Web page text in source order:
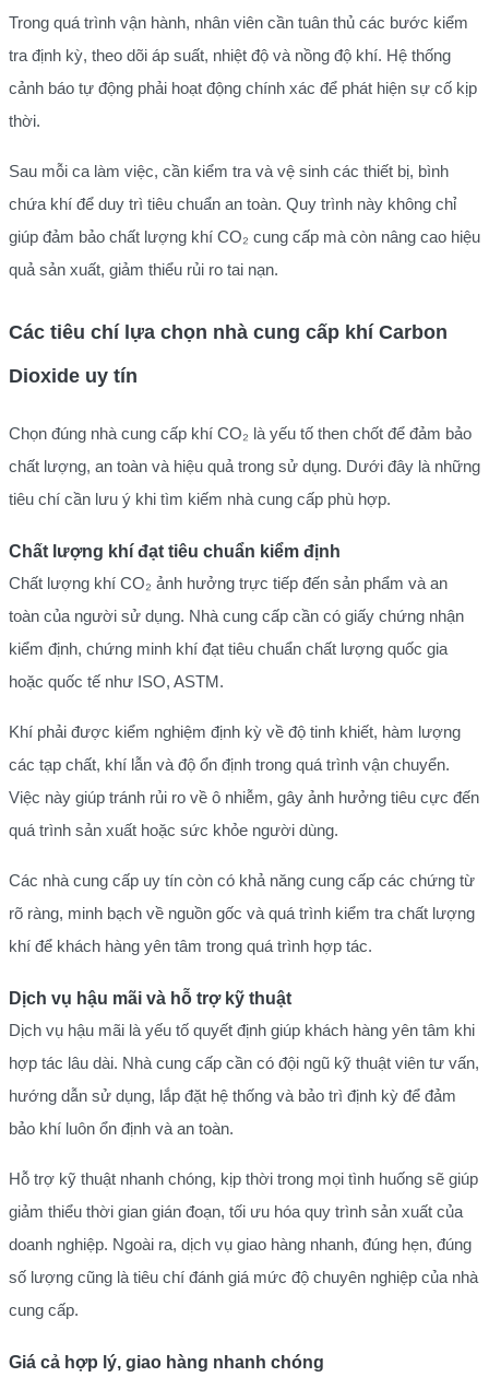
Trong quá trình vận hành, nhân viên cần tuân thủ các bước kiểm
tra định kỳ, theo dõi áp suất, nhiệt độ và nồng độ khí. Hệ thống
cảnh báo tự động phải hoạt động chính xác để phát hiện sự cố kịp
thời.
Sau mỗi ca làm việc, cần kiểm tra và vệ sinh các thiết bị, bình
chứa khí để duy trì tiêu chuẩn an toàn. Quy trình này không chỉ
giúp đảm bảo chất lượng khí CO₂ cung cấp mà còn nâng cao hiệu
quả sản xuất, giảm thiểu rủi ro tai nạn.
Các tiêu chí lựa chọn nhà cung cấp khí Carbon
Dioxide uy tín
Chọn đúng nhà cung cấp khí CO₂ là yếu tố then chốt để đảm bảo
chất lượng, an toàn và hiệu quả trong sử dụng. Dưới đây là những
tiêu chí cần lưu ý khi tìm kiếm nhà cung cấp phù hợp.
Chất lượng khí đạt tiêu chuẩn kiểm định
Chất lượng khí CO₂ ảnh hưởng trực tiếp đến sản phẩm và an
toàn của người sử dụng. Nhà cung cấp cần có giấy chứng nhận
kiểm định, chứng minh khí đạt tiêu chuẩn chất lượng quốc gia
hoặc quốc tế như ISO, ASTM.
Khí phải được kiểm nghiệm định kỳ về độ tinh khiết, hàm lượng
các tạp chất, khí lẫn và độ ổn định trong quá trình vận chuyển.
Việc này giúp tránh rủi ro về ô nhiễm, gây ảnh hưởng tiêu cực đến
quá trình sản xuất hoặc sức khỏe người dùng.
Các nhà cung cấp uy tín còn có khả năng cung cấp các chứng từ
rõ ràng, minh bạch về nguồn gốc và quá trình kiểm tra chất lượng
khí để khách hàng yên tâm trong quá trình hợp tác.
Dịch vụ hậu mãi và hỗ trợ kỹ thuật
Dịch vụ hậu mãi là yếu tố quyết định giúp khách hàng yên tâm khi
hợp tác lâu dài. Nhà cung cấp cần có đội ngũ kỹ thuật viên tư vấn,
hướng dẫn sử dụng, lắp đặt hệ thống và bảo trì định kỳ để đảm
bảo khí luôn ổn định và an toàn.
Hỗ trợ kỹ thuật nhanh chóng, kịp thời trong mọi tình huống sẽ giúp
giảm thiểu thời gian gián đoạn, tối ưu hóa quy trình sản xuất của
doanh nghiệp. Ngoài ra, dịch vụ giao hàng nhanh, đúng hẹn, đúng
số lượng cũng là tiêu chí đánh giá mức độ chuyên nghiệp của nhà
cung cấp.
Giá cả hợp lý, giao hàng nhanh chóng